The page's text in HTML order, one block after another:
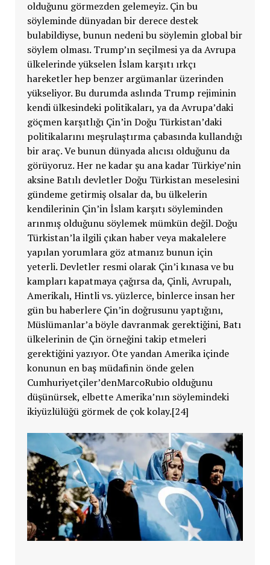
olduğunu görmezden gelemeyiz. Çin bu
söyleminde dünyadan bir derece destek
bulabildiyse, bunun nedeni bu söylemin global bir
söylem olması. Trump’ın seçilmesi ya da Avrupa
ülkelerinde yükselen İslam karşıtı ırkçı
hareketler hep benzer argümanlar üzerinden
yükseliyor. Bu durumda aslında Trump rejiminin
kendi ülkesindeki politikaları, ya da Avrupa’daki
göçmen karşıtlığı Çin’in Doğu Türkistan’daki
politikalarını meşrulaştırma çabasında kullandığı
bir araç. Ve bunun dünyada alıcısı olduğunu da
görüyoruz. Her ne kadar şu ana kadar Türkiye’nin
aksine Batılı devletler Doğu Türkistan meselesini
gündeme getirmiş olsalar da, bu ülkelerin
kendilerinin Çin’in İslam karşıtı söyleminden
arınmış olduğunu söylemek mümkün değil. Doğu
Türkistan’la ilgili çıkan haber veya makalelere
yapılan yorumlara göz atmanız bunun için
yeterli. Devletler resmi olarak Çin’i kınasa ve bu
kampları kapatmaya çağırsa da, Çinli, Avrupalı,
Amerikalı, Hintli vs. yüzlerce, binlerce insan her
gün bu haberlere Çin’in doğrusunu yaptığını,
Müslümanlar’a böyle davranmak gerektiğini, Batı
ülkelerinin de Çin örneğini takip etmeleri
gerektiğini yazıyor. Öte yandan Amerika içinde
konunun en baş müdafinin önde gelen
Cumhuriyetçiler’denMarcoRubio olduğunu
düşünürsek, elbette Amerika’nın söylemindeki
ikiyüzlülüğü görmek de çok kolay.[24]